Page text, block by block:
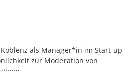
als Manager*in im Start-up-
zur Moderation von